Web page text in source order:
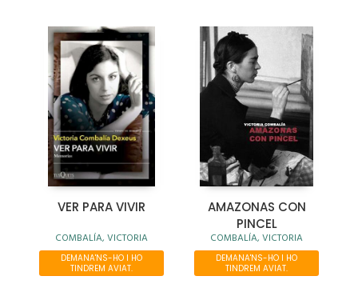
VER PARA VIVIR
COMBALÍA, VICTORIA
DEMANA'NS-HO I HO
TINDREM AVIAT.
AMAZONAS CON
PINCEL
COMBALÍA, VICTORIA
DEMANA'NS-HO I HO
TINDREM AVIAT.